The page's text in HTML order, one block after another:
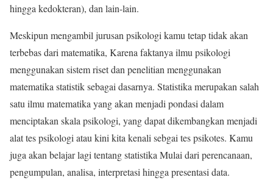
hingga kedokteran), dan lain-lain.
Meskipun mengambil jurusan psikologi kamu tetap tidak akan
terbebas dari matematika, Karena faktanya ilmu psikologi
menggunakan sistem riset dan penelitian menggunakan
matematika statistik sebagai dasarnya. Statistika merupakan salah
satu ilmu matematika yang akan menjadi pondasi dalam
menciptakan skala psikologi, yang dapat dikembangkan menjadi
alat tes psikologi atau kini kita kenali sebgai tes psikotes. Kamu
juga akan belajar lagi tentang statistika Mulai dari perencanaan,
pengumpulan, analisa, interpretasi hingga presentasi data.